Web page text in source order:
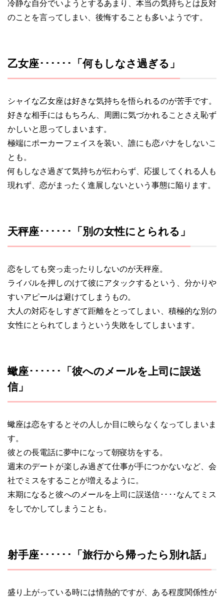
冷静な自分でいようとするあまり、本当の気持ちとは反対
のことを言ってしまい、後悔することも多いようです。
乙女座･･････「何もしなさ過ぎる」
シャイな乙女座は好きな気持ちを悟られるのが苦手です。
好きな相手にはもちろん、周囲に気づかれることさえ恥ず
かしいと思ってしまいます。
極端にポーカーフェイスを装い、誰にも恋バナをしないこ
とも。
何もしなさ過ぎて気持ちが伝わらず、応援してくれる人も
現れず、恋がまったく進展しないという事態に陥ります。
天秤座･･････「別の女性にとられる」
恋をしても突っ走ったりしないのが天秤座。
ライバルを押しのけて彼にアタックするという、分かりや
すいアピールは避けてしまうもの。
大人の対応をしすぎて距離をとってしまい、積極的な別の
女性にとられてしまうという失敗をしてしまいます。
蠍座･･････「彼へのメールを上司に誤送
信」
蠍座は恋をするとその人しか目に映らなくなってしまいま
す。
彼との長電話に夢中になって朝寝坊をする。
週末のデートが楽しみ過ぎて仕事が手につかないなど、会
社でミスをすることが増えるように。
末期になると彼へのメールを上司に誤送信････なんてミス
をしでかしてしまうことも。
射手座･･････「旅行から帰ったら別れ話」
盛り上がっている時には情熱的ですが、ある程度関係性が